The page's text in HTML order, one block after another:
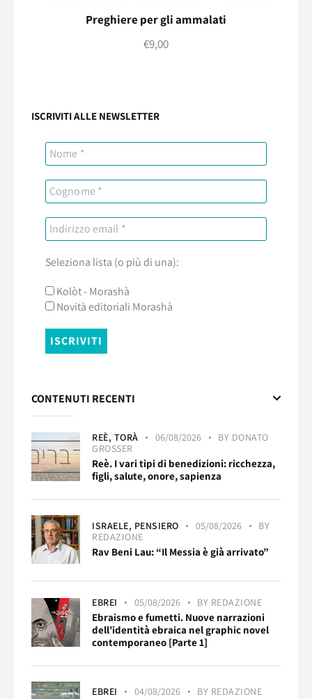
Preghiere per gli ammalati
€9,00
ISCRIVITI ALLE NEWSLETTER
Seleziona lista (o più di una):
Kolòt - Morashà
Novità editoriali Morashà
CONTENUTI RECENTI
REÈ, TORÀ 06/08/2026 BY DONATO
GROSSER
Reè. I vari tipi di benedizioni: ricchezza,
figli, salute, onore, sapienza
ISRAELE, PENSIERO 05/08/2026
BY
REDAZIONE
Rav Beni Lau: “Il Messia è già arrivato”
EBREI 05/08/2026 BY REDAZIONE
Ebraismo e fumetti. Nuove narrazioni
dell’identità ebraica nel graphic novel
contemporaneo [Parte 1]
EBREI 04/08/2026 BY REDAZIONE